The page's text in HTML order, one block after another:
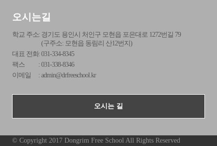
오시는길
학교 주소: 경기도 용인시 처인구 모현읍 포은대로 1272번길 79
(구주소: 모현읍 동림리 산12번지)
대표 전화: 031-334-8345
팩스
: 031-338-8346
이메일
: admin@drfreeschool.kr
오시는 길
© Copyright 2017 Dongrim Free School All Rights Reserved